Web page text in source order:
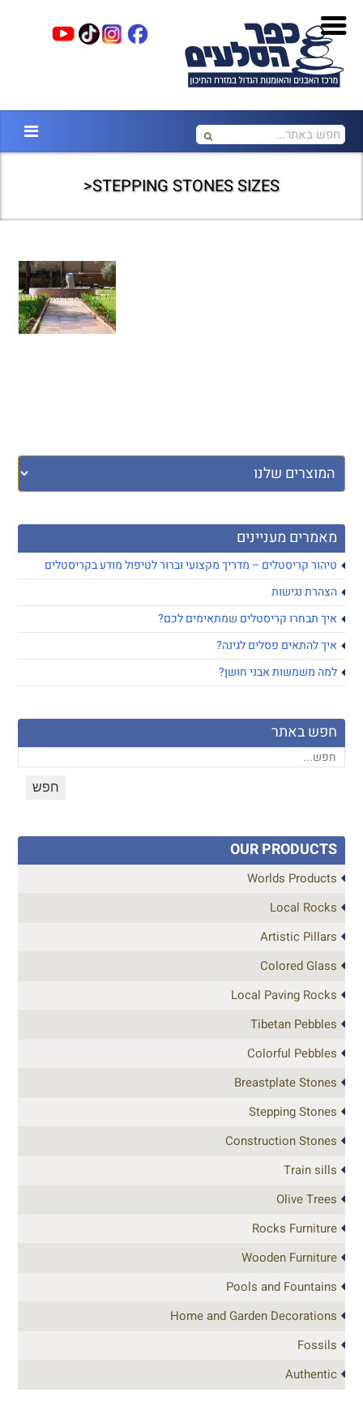
STEPPING STONES SIZES<
מאמרים מעניינים
טיהור קריסטלים – מדריך מקצועי וברור לטיפול מודע בקריסטלים
הצהרת נגישות
איך תבחרו קריסטלים שמתאימים לכם?
איך להתאים פסלים לגינה?
למה משמשות אבני חושן?
חפש באתר
OUR PRODUCTS
Worlds Products
Local Rocks
Artistic Pillars
Colored Glass
Local Paving Rocks
Tibetan Pebbles
Colorful Pebbles
Breastplate Stones
Stepping Stones
Construction Stones
Train sills
Olive Trees
Rocks Furniture
Wooden Furniture
Pools and Fountains
Home and Garden Decorations
Fossils
Authentic